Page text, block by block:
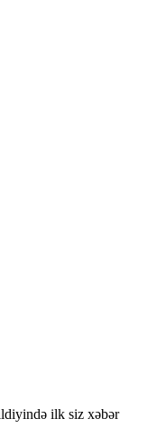
ilk siz xəbər